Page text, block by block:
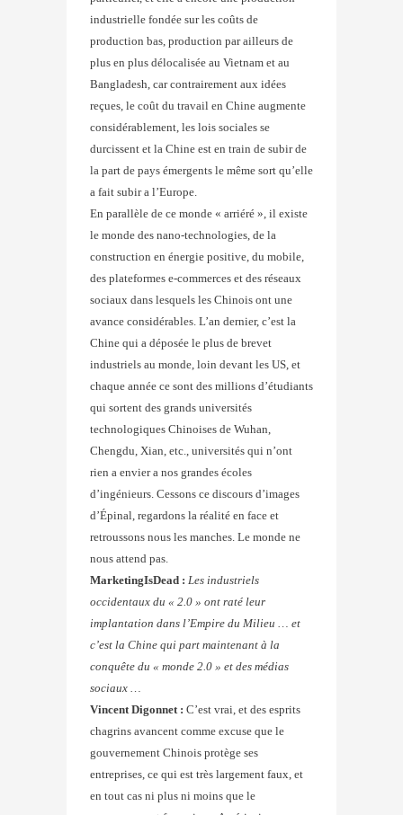
industrielle fondée sur les coûts de
production bas, production par ailleurs de
plus en plus délocalisée au Vietnam et au
Bangladesh, car contrairement aux idées
reçues, le coût du travail en Chine augmente
considérablement, les lois sociales se
durcissent et la Chine est en train de subir de
la part de pays émergents le même sort qu’elle
a fait subir a l’Europe.
En parallèle de ce monde « arriéré », il existe
le monde des nano-technologies, de la
construction en énergie positive, du mobile,
des plateformes e-commerces et des réseaux
sociaux dans lesquels les Chinois ont une
avance considérables. L’an dernier, c’est la
Chine qui a déposée le plus de brevet
industriels au monde, loin devant les US, et
chaque année ce sont des millions d’étudiants
qui sortent des grands universités
technologiques Chinoises de Wuhan,
Chengdu, Xian, etc., universités qui n’ont
rien a envier a nos grandes écoles
d’ingénieurs. Cessons ce discours d’images
d’Épinal, regardons la réalité en face et
retroussons nous les manches. Le monde ne
nous attend pas.
MarketingIsDead : Les industriels
occidentaux du « 2.0 » ont raté leur
implantation dans l’Empire du Milieu … et
c’est la Chine qui part maintenant à la
conquête du « monde 2.0 » et des médias
sociaux …
Vincent Digonnet : C’est vrai, et des esprits
chagrins avancent comme excuse que le
gouvernement Chinois protège ses
entreprises, ce qui est très largement faux, et
en tout cas ni plus ni moins que le